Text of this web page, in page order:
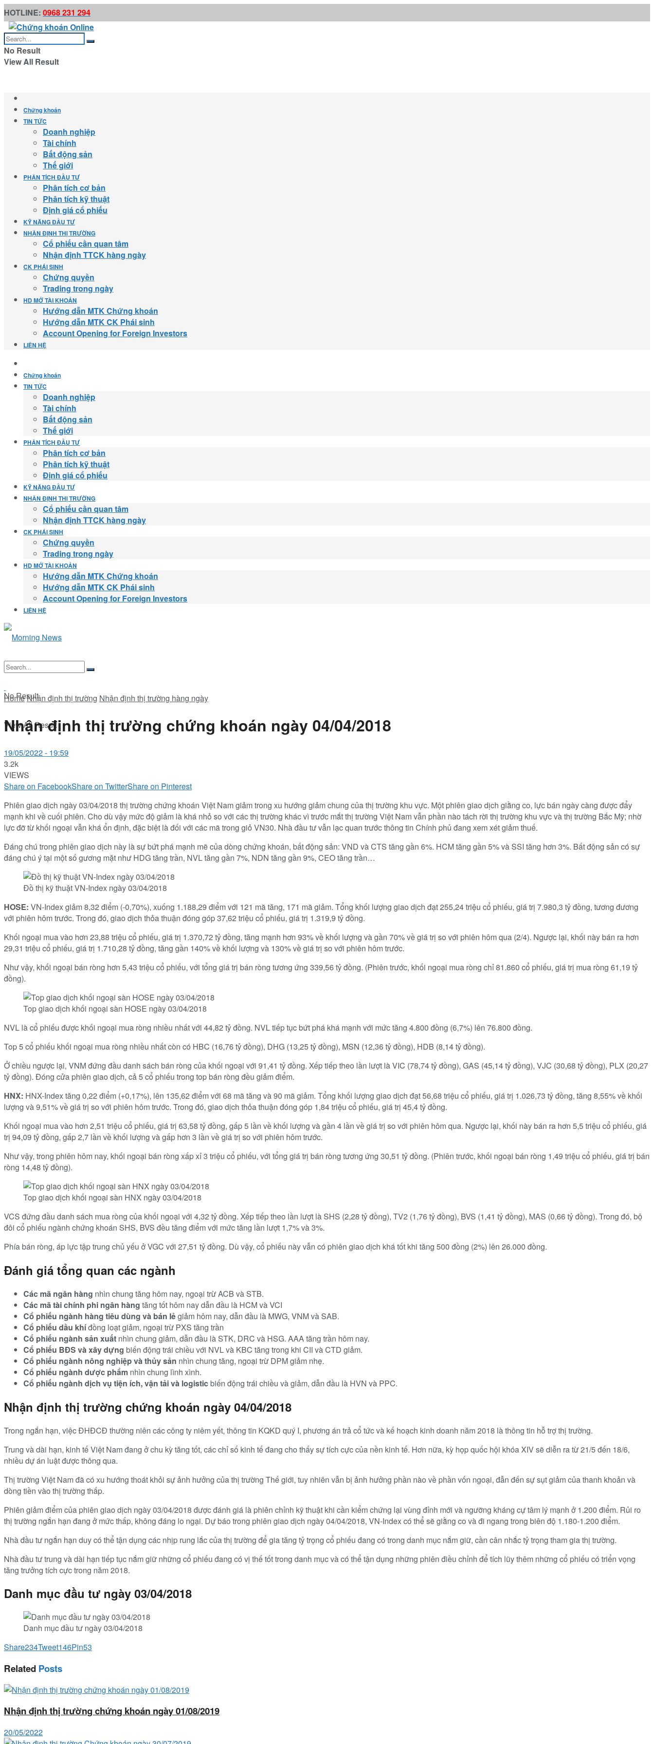
HOTLINE: 0968 231 294
No Result
View All Result
Chứng khoán
TIN TỨC
Doanh nghiệp
Tài chính
Bất động sản
Thế giới
PHÂN TÍCH ĐẦU TƯ
Phân tích cơ bản
Phân tích kỹ thuật
Định giá cổ phiếu
KỸ NĂNG ĐẦU TƯ
NHẬN ĐỊNH THỊ TRƯỜNG
Cổ phiếu cần quan tâm
Nhận định TTCK hàng ngày
CK PHÁI SINH
Chứng quyền
Trading trong ngày
HD MỞ TÀI KHOẢN
Hướng dẫn MTK Chứng khoán
Hướng dẫn MTK CK Phái sinh
Account Opening for Foreign Investors
LIÊN HỆ
Chứng khoán
TIN TỨC
Doanh nghiệp
Tài chính
Bất động sản
Thế giới
PHÂN TÍCH ĐẦU TƯ
Phân tích cơ bản
Phân tích kỹ thuật
Định giá cổ phiếu
KỸ NĂNG ĐẦU TƯ
NHẬN ĐỊNH THỊ TRƯỜNG
Cổ phiếu cần quan tâm
Nhận định TTCK hàng ngày
CK PHÁI SINH
Chứng quyền
Trading trong ngày
HD MỞ TÀI KHOẢN
Hướng dẫn MTK Chứng khoán
Hướng dẫn MTK CK Phái sinh
Account Opening for Foreign Investors
LIÊN HỆ
No Result
View All Result
HomeNhận định thị trường Nhận định thị trường hàng ngày
Nhận định thị trường chứng khoán ngày 04/04/2018
19/05/2022 - 19:59
3.2k
VIEWS
Share on FacebookShare on TwitterShare on Pinterest
Phiên giao dịch ngày 03/04/2018 thị trường chứng khoán Việt Nam giảm trong xu hướng giảm chung của thị trường khu vực. Một phiên giao dịch giằng co, lực bán ngày càng được đẩy
mạnh khi về cuối phiên. Cho dù vậy mức độ giảm là khá nhỏ so với các thị trường khác vì trước mắt thị trường Việt Nam vẫn phần nào tách rời thị trường khu vực và thị trường Bắc Mỹ; nhờ
lực đỡ từ khối ngoại vẫn khá ổn định, đặc biệt là đối với các mã trong giỏ VN30. Nhà đầu tư vẫn lạc quan trước thông tin Chính phủ đang xem xét giảm thuế.
Đáng chú trong phiên giao dịch này là sự bứt phá mạnh mẽ của dòng chứng khoán, bất động sản: VND và CTS tăng gần 6%. HCM tăng gần 5% và SSI tăng hơn 3%. Bất động sản có sự
đáng chú ý tại một số gương mặt như HDG tăng trần, NVL tăng gần 7%, NDN tăng gần 9%, CEO tăng trần…
Đồ thị kỹ thuật VN-Index ngày 03/04/2018
HOSE: VN-Index giảm 8,32 điểm (-0,70%), xuống 1.188,29 điểm với 121 mã tăng, 171 mã giảm. Tổng khối lượng giao dịch đạt 255,24 triệu cổ phiếu, giá trị 7.980,3 tỷ đồng, tương đương
với phiên hôm trước. Trong đó, giao dịch thỏa thuận đóng góp 37,62 triệu cổ phiếu, giá trị 1.319,9 tỷ đồng.
Khối ngoại mua vào hơn 23,88 triệu cổ phiếu, giá trị 1.370,72 tỷ đồng, tăng mạnh hơn 93% về khối lượng và gần 70% về giá trị so với phiên hôm qua (2/4). Ngược lại, khối này bán ra hơn
29,31 triệu cổ phiếu, giá trị 1.710,28 tỷ đồng, tăng gần 140% về khối lượng và 130% về giá trị so với phiên hôm trước.
Như vậy, khối ngoại bán ròng hơn 5,43 triệu cổ phiếu, với tổng giá trị bán ròng tương ứng 339,56 tỷ đồng. (Phiên trước, khối ngoại mua ròng chỉ 81.860 cổ phiếu, giá trị mua ròng 61,19 tỷ
đồng).
Top giao dịch khối ngoại sàn HOSE ngày 03/04/2018
NVL là cổ phiếu được khối ngoại mua ròng nhiều nhất với 44,82 tỷ đồng. NVL tiếp tục bứt phá khá mạnh với mức tăng 4.800 đồng (6,7%) lên 76.800 đồng.
Top 5 cổ phiếu khối ngoại mua ròng nhiều nhất còn có HBC (16,76 tỷ đồng), DHG (13,25 tỷ đồng), MSN (12,36 tỷ đồng), HDB (8,14 tỷ đồng).
Ở chiều ngược lại, VNM đứng đầu danh sách bán ròng của khối ngoại với 91,41 tỷ đồng. Xếp tiếp theo lần lượt là VIC (78,74 tỷ đồng), GAS (45,14 tỷ đồng), VJC (30,68 tỷ đồng), PLX (20,27
tỷ đồng). Đóng cửa phiên giao dịch, cả 5 cổ phiếu trong top bán ròng đều giảm điểm.
HNX: HNX-Index tăng 0,22 điểm (+0,17%), lên 135,62 điểm với 68 mã tăng và 90 mã giảm. Tổng khối lượng giao dịch đạt 56,68 triệu cổ phiếu, giá trị 1.026,73 tỷ đồng, tăng 8,55% về khối
lượng và 9,51% về giá trị so với phiên hôm trước. Trong đó, giao dịch thỏa thuận đóng góp 1,84 triệu cổ phiếu, giá trị 45,4 tỷ đồng.
Khối ngoại mua vào hơn 2,51 triệu cổ phiếu, giá trị 63,58 tỷ đồng, gấp 5 lần về khối lượng và gần 4 lần về giá trị so với phiên hôm qua. Ngược lại, khối này bán ra hơn 5,5 triệu cổ phiếu, giá
trị 94,09 tỷ đồng, gấp 2,7 lần về khối lượng và gấp hơn 3 lần về giá trị so với phiên hôm trước.
Như vậy, trong phiên hôm nay, khối ngoại bán ròng xấp xỉ 3 triệu cổ phiếu, với tổng giá trị bán ròng tương ứng 30,51 tỷ đồng. (Phiên trước, khối ngoại bán ròng 1,49 triệu cổ phiếu, giá trị bán
ròng 14,48 tỷ đồng).
Top giao dịch khối ngoại sàn HNX ngày 03/04/2018
VCS đứng đầu danh sách mua ròng của khối ngoại với 4,32 tỷ đồng. Xếp tiếp theo lần lượt là SHS (2,28 tỷ đồng), TV2 (1,76 tỷ đồng), BVS (1,41 tỷ đồng), MAS (0,66 tỷ đồng). Trong đó, bộ
đôi cổ phiếu ngành chứng khoán SHS, BVS đều tăng điểm với mức tăng lần lượt 1,7% và 3%.
Phía bán ròng, áp lực tập trung chủ yếu ở VGC với 27,51 tỷ đồng. Dù vậy, cổ phiếu này vẫn có phiên giao dịch khá tốt khi tăng 500 đồng (2%) lên 26.000 đồng.
Đánh giá tổng quan các ngành
Các mã ngân hàng nhìn chung tăng hôm nay, ngoại trừ ACB và STB.
Các mã tài chính phi ngân hàng tăng tốt hôm nay dẫn đầu là HCM và VCI
Cổ phiếu ngành hàng tiêu dùng và bán lẻgiảm hôm nay, dẫn đầu là MWG, VNM và SAB.
Cổ phiếu dầu khíđồng loạt giảm, ngoại trừ PXS tăng trần
Cổ phiếu ngành sản xuất nhìn chung giảm, dẫn đầu là STK, DRC và HSG. AAA tăng trần hôm nay.
Cổ phiếu BĐS và xây dựng biến động trái chiều với NVL và KBC tăng trong khi CII và CTD giảm.
Cổ phiếu ngành nông nghiệp và thủy sản nhìn chung tăng, ngoại trừ DPM giảm nhẹ.
Cổ phiếu ngành dược phẩm nhìn chung lình xình.
Cổ phiếu ngành dịch vụ tiện ích, vận tải và logisticbiến động trái chiều và giảm, dẫn đầu là HVN và PPC.
Nhận định thị trường chứng khoán ngày 04/04/2018
Trong ngắn hạn, việc ĐHĐCĐ thường niên các công ty niêm yết, thông tin KQKD quý I, phương án trả cổ tức và kế hoạch kinh doanh năm 2018 là thông tin hỗ trợ thị trường.
Trung và dài hạn, kinh tế Việt Nam đang ở chu kỳ tăng tốt, các chỉ số kinh tế đang cho thấy sự tích cực của nền kinh tế. Hơn nữa, kỳ họp quốc hội khóa XIV sẽ diễn ra từ 21/5 đến 18/6,
nhiều dự án luật được thông qua.
Thị trường Việt Nam đã có xu hướng thoát khỏi sự ảnh hưởng của thị trường Thế giới, tuy nhiên vẫn bị ảnh hưởng phần nào về phần vốn ngoại, đẫn đến sự sụt giảm của thanh khoản và
dòng tiền vào thị trường thấp.
Phiên giảm điểm của phiên giao dịch ngày 03/04/2018 được đánh giá là phiên chỉnh kỹ thuật khi cần kiểm chứng lại vùng đỉnh mới và ngưỡng kháng cự tâm lý mạnh ở 1.200 điểm. Rủi ro
thị trường ngắn hạn đang ở mức thấp, không đáng lo ngại. Dự báo trong phiên giao dịch ngày 04/04/2018, VN-Index có thể sẽ giằng co và đi ngang trong biên độ 1.180-1.200 điểm.
Nhà đầu tư ngắn hạn duy có thể tận dụng các nhịp rung lắc của thị trường để gia tăng tỷ trọng cổ phiếu đang có trong danh mục nắm giữ, cần cân nhắc tỷ trọng tham gia thị trường.
Nhà đầu tư trung và dài hạn tiếp tục nắm giữ những cổ phiếu đang có vị thế tốt trong danh mục và có thể tận dụng những phiên điều chỉnh để tích lũy thêm những cổ phiếu có triển vọng
tăng trưởng tích cực trong năm 2018.
Danh mục đầu tư ngày 03/04/2018
Danh mục đầu tư ngày 03/04/2018
Share234Tweet146Pin53
Related Posts
Nhận định thị trường chứng khoán ngày 01/08/2019
20/05/2022